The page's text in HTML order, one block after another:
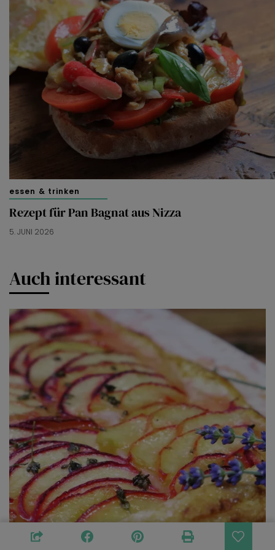
essen & trinken
Rezept für Pan Bagnat aus Nizza
5. JUNI 2026
Auch interessant